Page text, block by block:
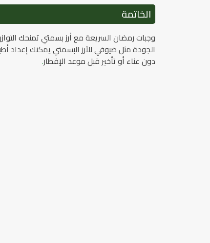
الخاتمة
وجبات رمضان السريعة مع أرز بسمتي تمنحك
الجودة مثل ضيوفي للأرز البسمتي يمكنك
دون عناء أو تأخير قبل موعد الإفطار.